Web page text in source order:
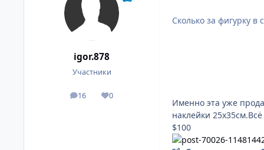
igor.878
Участники
16
посты 0
Репутация
Сколько за фигурку
Именно эта уже
наклейки
$100